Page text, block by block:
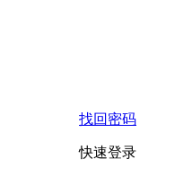
找回密码
快速登录